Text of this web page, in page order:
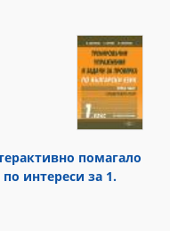
помагало
интереси за 1.